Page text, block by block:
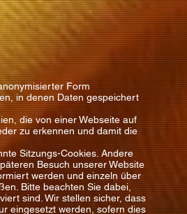
Form
in denen Daten gespeichert
die von einer Webseite auf
zu erkennen und damit die
Sitzungs-Cookies. Andere
Besuch unserer Website
werden und einzeln über
Bitte beachten Sie dabei,
sind. Wir stellen sicher, dass
eingesetzt werden, sofern dies